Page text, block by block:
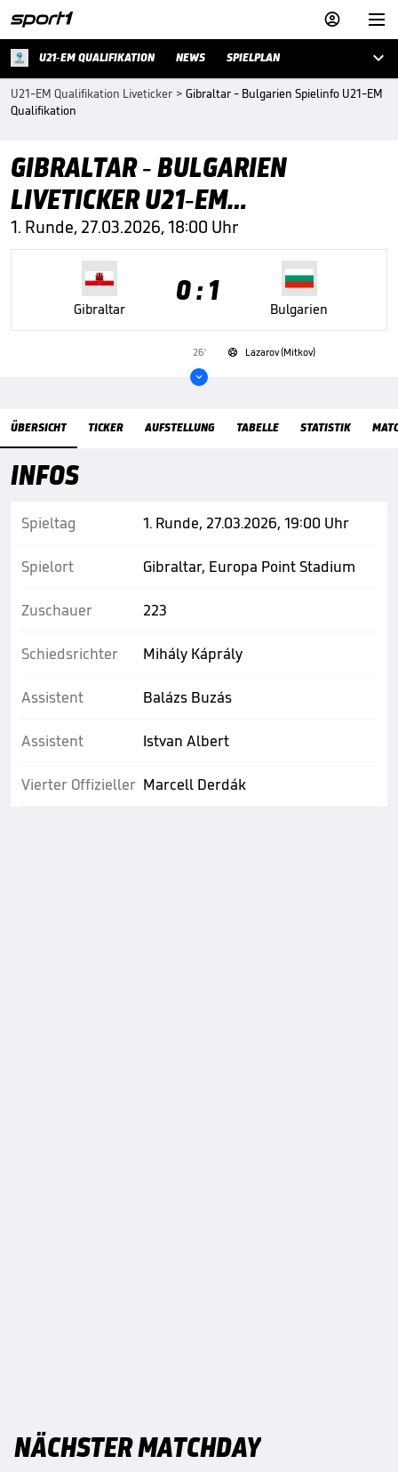


U21-EM QUALIFIKATION NEWS SPIELPLAN 
U21-EM Qualifikation Liveticker > Gibraltar - Bulgarien Spielinfo U21-EM
Qualifikation
GIBRALTAR - BULGARIEN
LIVETICKER U21-EM
QUALIFIKATION
1. Runde, 27.03.2026, 18:00 Uhr
Gibraltar
0 : 1
Bulgarien
26'  Lazarov (Mitkov)

ÜBERSICHT TICKER AUFSTELLUNG TABELLE STATISTIK
Übersicht
INFOS
Spieltag
Spielort
Zuschauer
Schiedsrichter
Assistent
Assistent
Vierter Offizieller
1. Runde, 27.03.2026, 19:00 Uhr
Gibraltar, Europa Point Stadium
223
Mihály Káprály
Balázs Buzás
Istvan Albert
Marcell Derdák
NÄCHSTER MATCHDAY